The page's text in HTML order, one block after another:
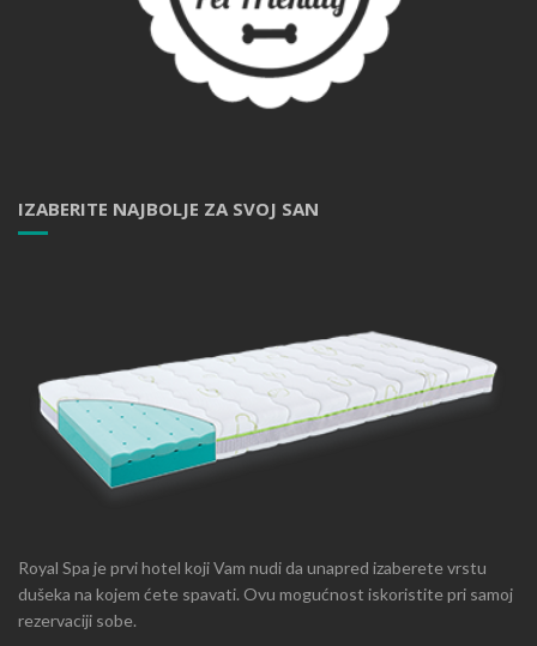
IZABERITE NAJBOLJE ZA SVOJ SAN
Royal Spa je prvi hotel koji Vam nudi da unapred izaberete vrstu
dušeka na kojem ćete spavati. Ovu mogućnost iskoristite pri samoj
rezervaciji sobe.